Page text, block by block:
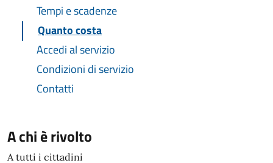
Tempi e scadenze
Quanto costa
Accedi al servizio
Condizioni di servizio
Contatti
A chi è rivolto
A tutti i cittadini